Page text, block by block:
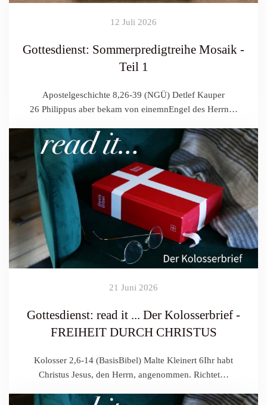
12 Juli 2026
Gottesdienst: Sommerpredigtreihe Mosaik -
Teil 1
Apostelgeschichte 8,26-39 (NGÜ) Detlef Kauper
26 Philippus aber bekam von einemnEngel des Herrn…
21 Juni 2026
Gottesdienst: read it ... Der Kolosserbrief -
FREIHEIT DURCH CHRISTUS
Kolosser 2,6-14 (BasisBibel) Malte Kleinert 6Ihr habt
Christus Jesus, den Herrn, angenommen. Richtet…